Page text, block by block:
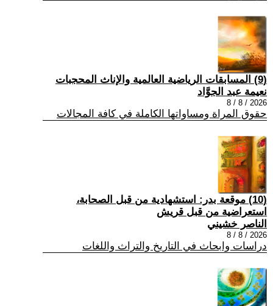
(9) المسابقات الرياضية العالمية والإناث المحجبات
نعيمة عبد الجوَّاد
2026 / 8 / 8
حقوق المراة ومساواتها الكاملة في كافة المجالات
(10) موقعة بدر: استشهادية من قبل الصحابة،
استعراضية من قبل قريش
الناصر خشيني
2026 / 8 / 8
دراسات وابحاث في التاريخ والتراث واللغات